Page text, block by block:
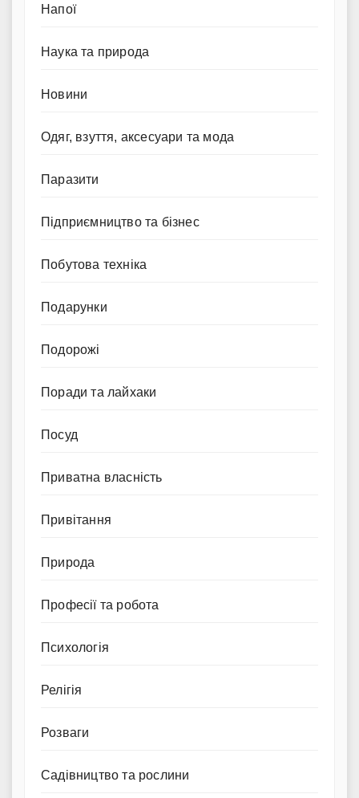
Напої
Наука та природа
Новини
Одяг, взуття, аксесуари та мода
Паразити
Підприємництво та бізнес
Побутова техніка
Подарунки
Подорожі
Поради та лайхаки
Посуд
Приватна власність
Привітання
Природа
Професії та робота
Психологія
Релігія
Розваги
Садівництво та рослини